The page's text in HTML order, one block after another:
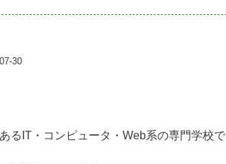
30
るIT・コンピュータ・Web系の専門学校で